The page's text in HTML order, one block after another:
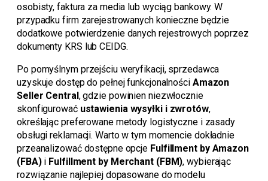
osobisty, faktura za media lub wyciąg bankowy. W
przypadku firm zarejestrowanych konieczne będzie
dodatkowe potwierdzenie danych rejestrowych poprzez
dokumenty KRS lub CEIDG.
Po pomyślnym przejściu weryfikacji, sprzedawca
uzyskuje dostęp do pełnej funkcjonalności Amazon
Seller Central, gdzie powinien niezwłocznie
skonfigurować ustawienia wysyłki i zwrotów,
określając preferowane metody logistyczne i zasady
obsługi reklamacji. Warto w tym momencie dokładnie
przeanalizować dostępne opcje Fulfillment by Amazon
(FBA)i Fulfillment by Merchant (FBM), wybierając
rozwiązanie najlepiej dopasowane do modelu